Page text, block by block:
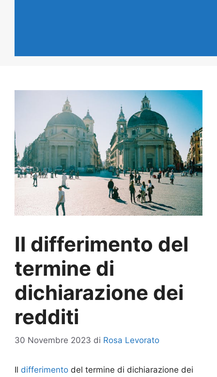
Il differimento del
termine di
dichiarazione dei
redditi
30 Novembre 2023 di Rosa Levorato
Il differimento del termine di dichiarazione dei